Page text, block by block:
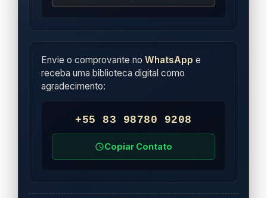
Envie o comprovante noWhatsApp e
receba uma biblioteca digital como
agradecimento:
+55 83 98780 9208
Copiar Contato